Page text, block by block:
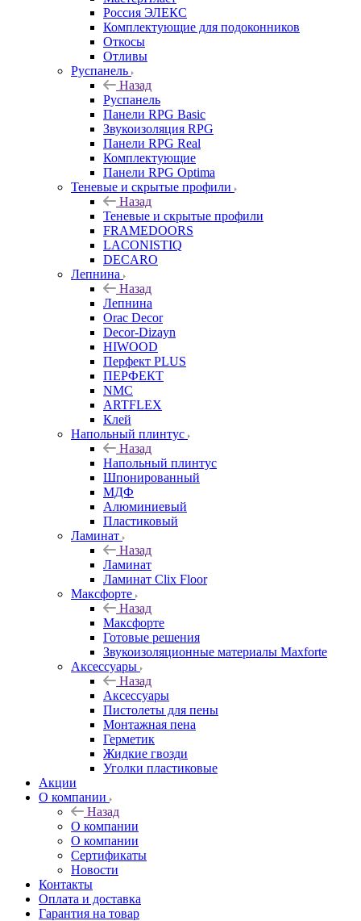
Россия ЭЛЕКС
Комплектующие для подоконников
Откосы
Отливы
Руспанель
Назад
Руспанель
Панели RPG Basic
Звукоизоляция RPG
Панели RPG Real
Комплектующие
Панели RPG Optima
Теневые и скрытые профили
Назад
Теневые и скрытые профили
FRAMEDOORS
LACONISTIQ
DECARO
Лепнина
Назад
Лепнина
Orac Decor
Decor-Dizayn
HIWOOD
Перфект PLUS
ПЕРФЕКТ
NMC
ARTFLEX
Клей
Напольный плинтус
Назад
Напольный плинтус
Шпонированный
МДФ
Алюминиевый
Пластиковый
Ламинат
Назад
Ламинат
Ламинат Clix Floor
Максфорте
Назад
Максфорте
Готовые решения
Звукоизоляционные материалы Maxforte
Аксессуары
Назад
Аксессуары
Пистолеты для пены
Монтажная пена
Герметик
Жидкие гвозди
Уголки пластиковые
Акции
О компании
Назад
О компании
О компании
Сертификаты
Новости
Контакты
Оплата и доставка
Гарантия на товар